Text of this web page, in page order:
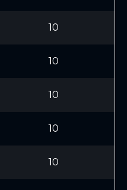
10
10
10
10
10